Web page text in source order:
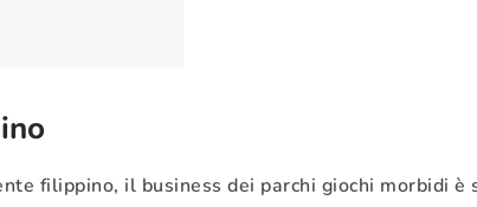
filippino, il business dei parchi giochi morbidi